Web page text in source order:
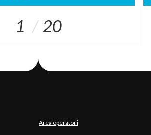
1 20
Area operatori